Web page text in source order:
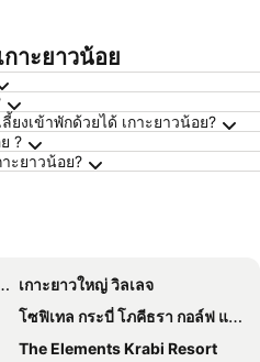
าะยาวน้อย
งเข้าพักด้วยได้ เกาะยาวน้อย?
?
ะยาวน้อย?
เกาะยาวใหญ่ วิลเลจ
โซฟิเทล กระบี่ โภคีธรา กอล์ฟ แอนด์ สปา รีสอร์ท
The Elements Krabi Resort